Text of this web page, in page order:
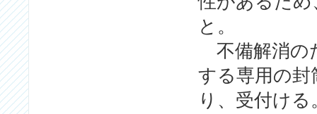
と。
不備解消の
する専用の封
り、受付ける